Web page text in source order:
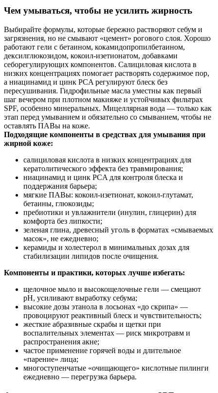
Чем умываться, чтобы не усилить жирность
Выбирайте формулы, которые бережно растворяют себум и
загрязнения, но не смывают «цемент» рогового слоя. Хорошо
работают гели с бетаином, кокамидопропилбетаином,
дексилглюкозидом, кокоил-изетионатом, добавками
себорегулирующих компонентов. Салициловая кислота в
низких концентрациях помогает растворять содержимое пор,
а ниацинамид и цинк PCA регулируют блеск без
пересушивания. Гидрофильные масла уместны как первый
шаг вечером при плотном макияже и устойчивых фильтрах
SPF, особенно минеральных. Мицеллярная вода — только как
этап перед умыванием и обязательно со смыванием, чтобы не
оставлять ПАВы на коже.
Подходящие компоненты в средствах для умывания при
жирной коже:
салициловая кислота в низких концентрациях для
кератолитического эффекта без травмирования;
ниацинамид и цинк PCA для контроля блеска и
поддержания барьера;
мягкие ПАВы: кокоил-изетионат, кокоил-глутамат,
бетаины, глюкозиды;
пребиотики и увлажнители (инулин, глицерин) для
комфорта без липкости;
зеленая глина, древесный уголь в форматах «смываемых
масок», не ежедневно;
керамиды и холестерол в минимальных дозах для
стабилизации липидов после очищения.
Компоненты и практики, которых лучше избегать:
щелочное мыло и высокощелочные гели — смещают
pH, усиливают выработку себума;
высокие дозы этанола в лосьонах «до скрипа» —
провоцируют реактивный блеск и чувствительность;
жесткие абразивные скрабы и щетки при
воспалительных элементах — риск микротравм и
распространения акне;
частое применение горячей воды и длительное
«парение» лица;
многоступенчатые «очищающего» кислотные пилинги
ежедневно — перегрузка барьера.